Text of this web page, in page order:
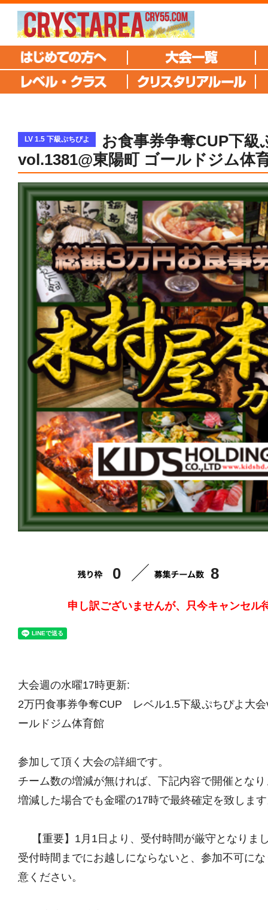
LV 1.5 下級ぷちぴよ
お食事券争奪CUP下級
vol.1381@東陽町 ゴールドジム体
0 8
申し訳ございませんが、只今キャンセル
大会週の水曜17時更新:
2万円食事券争奪CUP レベル1.5下級ぷちぴよ大
ールドジム体育館
参加して頂く大会の詳細です。
チーム数の増減が無ければ、下記内容で開催とな
増減した場合でも金曜の17時で最終確定を致しま
【重要】1月1日より、受付時間が厳守となり
受付時間までにお越しにならないと、参加不可に
意ください。